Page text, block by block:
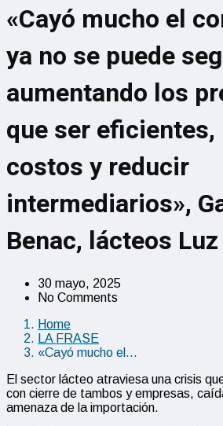
«Cayó mucho el
ya no se puede
aumentando los
que ser
costos y reducir
intermediarios»,
Benac, lácteos
30 mayo, 2025
No Comments
Home
LA FRASE
«Cayó mucho el…
El sector lácteo atraviesa una crisis
con cierre de tambos y empresas,
amenaza de la importación.